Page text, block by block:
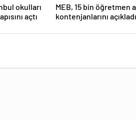
okulları
açtı
MEB, 15 bin öğretmen
kontenjanlarını açıkladı